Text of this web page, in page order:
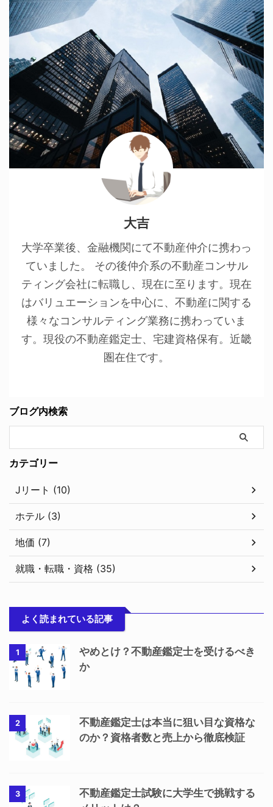
大吉
大学卒業後、金融機関にて不動産仲介に携わっ
ていました。 その後仲介系の不動産コンサル
ティング会社に転職し、現在に至ります。現在
はバリュエーションを中心に、不動産に関する
様々なコンサルティング業務に携わっていま
す。現役の不動産鑑定士、宅建資格保有。近畿
圏在住です。
ブログ内検索
カテゴリー
Jリート (10)
ホテル (3)
地価 (7)
就職・転職・資格 (35)
よく読まれている記事
1
やめとけ？不動産鑑定士を受けるべき
か
2
不動産鑑定士は本当に狙い目な資格な
のか？資格者数と売上から徹底検証
3
不動産鑑定士試験に大学生で挑戦する